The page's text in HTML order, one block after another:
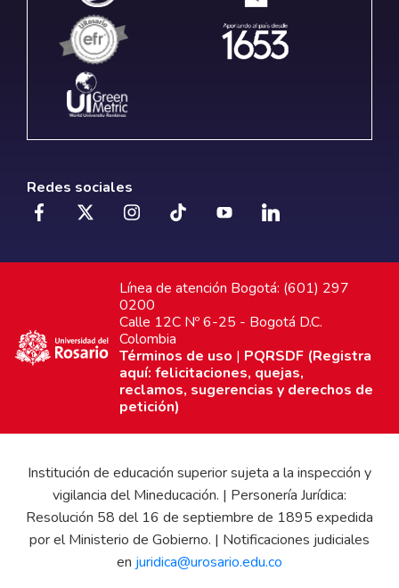
Redes sociales
Línea de atención Bogotá: (601) 297
0200
Calle 12C Nº 6-25 - Bogotá D.C.
Colombia
Términos de uso | PQRSDF (Registra
aquí: felicitaciones, quejas,
reclamos, sugerencias y derechos de
petición)
Institución de educación superior sujeta a la inspección y
vigilancia del Mineducación. | Personería Jurídica:
Resolución 58 del 16 de septiembre de 1895 expedida
por el Ministerio de Gobierno. | Notificaciones judiciales
en juridica@urosario.edu.co